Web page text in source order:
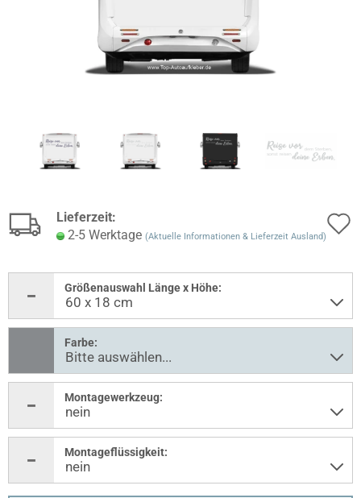
Lieferzeit:
2-5 Werktage (Aktuelle Informationen & Lieferzeit Ausland)
Größenauswahl Länge x Höhe:
Farbe:
Montagewerkzeug:
Montageflüssigkeit: